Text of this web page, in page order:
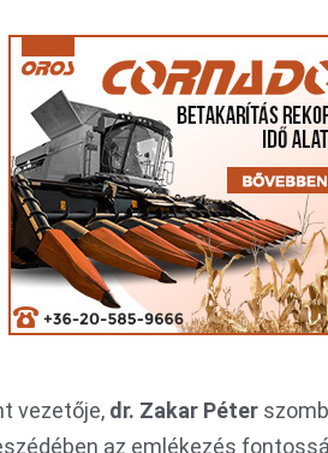
vezetője, dr. Zakar Péter
az emlékezés